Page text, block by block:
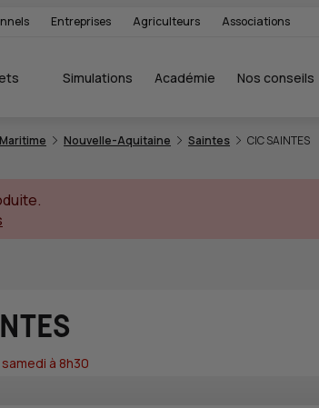
Entreprises Agriculteurs Associations
Simulations Académie Nos conseils
Nouvelle-Aquitaine Saintes CIC SAINTES
à 8h30